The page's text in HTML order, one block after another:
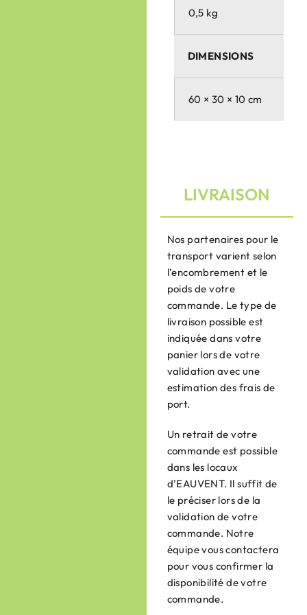
0,5 kg
DIMENSIONS
60 × 30 × 10 cm
LIVRAISON
Nos partenaires pour le
transport varient selon
l’encombrement et le
poids de votre
commande. Le type de
livraison possible est
indiquée dans votre
panier lors de votre
validation avec une
estimation des frais de
port.
Un retrait de votre
commande est possible
dans les locaux
d’EAUVENT. Il suffit de
le préciser lors de la
validation de votre
commande. Notre
équipe vous contactera
pour vous confirmer la
disponibilité de votre
commande.